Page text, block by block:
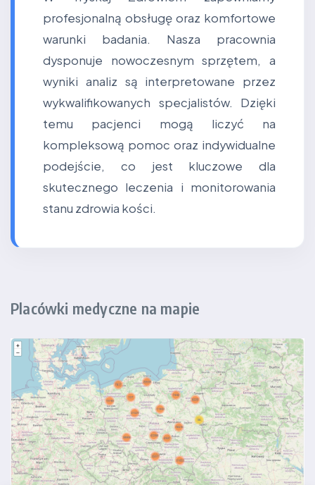
profesjonalną obsługę oraz komfortowe
warunki badania. Nasza pracownia
dysponuje nowoczesnym sprzętem, a
wyniki analiz są interpretowane przez
wykwalifikowanych specjalistów. Dzięki
temu pacjenci mogą liczyć na
kompleksową pomoc oraz indywidualne
podejście, co jest kluczowe dla
skutecznego leczenia i monitorowania
stanu zdrowia kości.
Placówki medyczne na mapie